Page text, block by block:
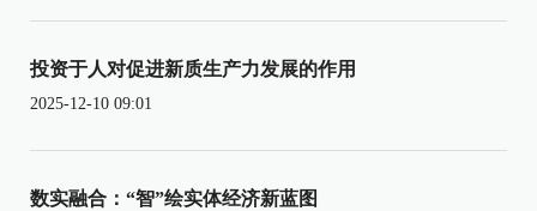
投资于人对促进新质生产力发展的作用
2025-12-10 09:01
数实融合：“智”绘实体经济新蓝图